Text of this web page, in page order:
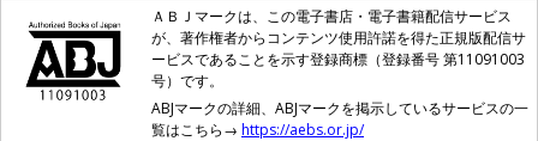
ＡＢＪマークは、この電子書店・電子書籍配信サービス
が、著作権者からコンテンツ使用許諾を得た正規版配信サ
ービスであることを示す登録商標（登録番号 第11091003
号）です。
ABJマークの詳細、ABJマークを掲示しているサービスの一
覧はこちら→ https://aebs.or.jp/